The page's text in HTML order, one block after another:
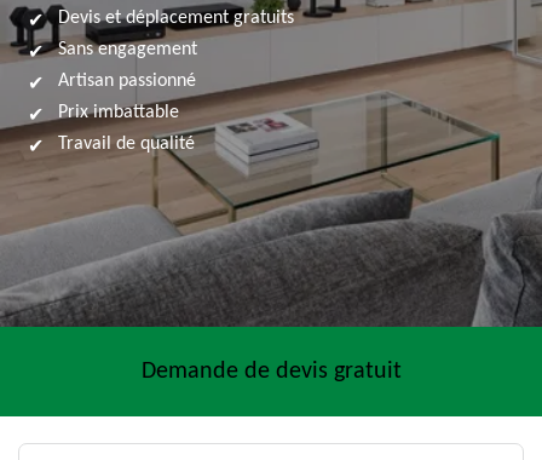
Devis et déplacement gratuits
Sans engagement
Artisan passionné
Prix imbattable
Travail de qualité
Demande de devis gratuit